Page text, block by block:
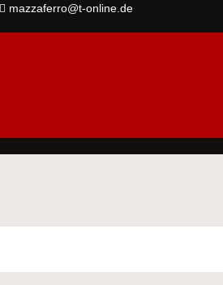
mazzaferro@t-online.de